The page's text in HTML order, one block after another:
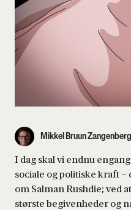
Mikkel Bruun Zangenberg
I dag skal vi endnu
sociale og politiske kraft –
om Salman Rushdie; ved
største begivenheder og